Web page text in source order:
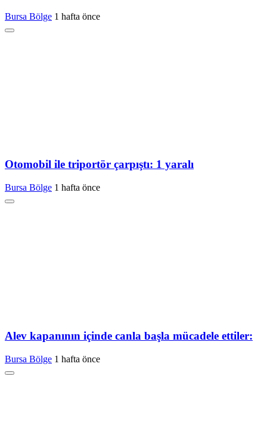
Bursa Bölge 1 hafta önce
Otomobil ile triportör çarpıştı: 1 yaralı
Bursa Bölge 1 hafta önce
Alev kapanının içinde canla başla mücadele ettiler:
Bursa Bölge 1 hafta önce